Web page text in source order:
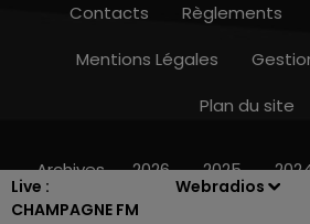
Live :
CHAMPAGNE FM
Webradios
7h00 - 12h00
Contacts Règlements
Mentions Légales
Plan du site
Archives 2026 2025